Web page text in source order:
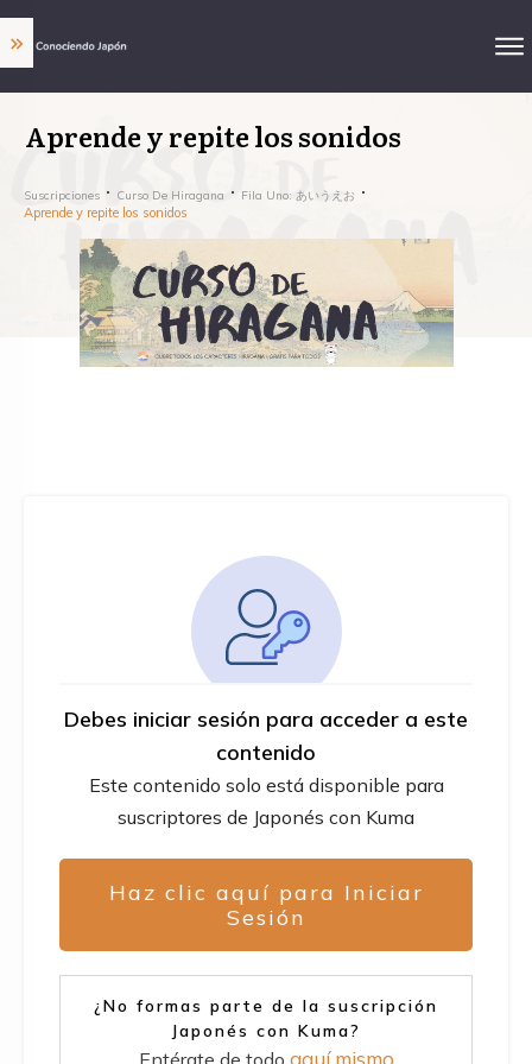
Aprende y repite los sonidos
Suscripciones Curso De Hiragana Fila Uno: あいうえお
Aprende y repite los sonidos
Debes iniciar sesión para acceder a este
contenido
Este contenido solo está disponible para
suscriptores de Japonés con Kuma
Haz clic aquí para Iniciar
Sesión
¿No formas parte de la suscripción
Japonés con Kuma?